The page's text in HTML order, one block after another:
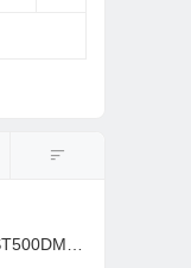
PC3000全套